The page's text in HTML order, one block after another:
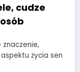
cudze
życia sen